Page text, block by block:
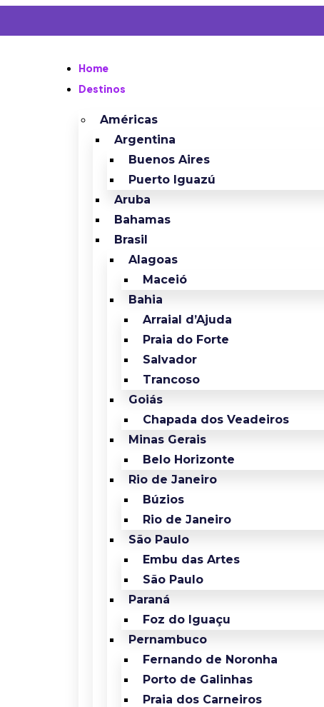
Home
Destinos
Américas
Argentina
Buenos Aires
Puerto Iguazú
Aruba
Bahamas
Brasil
Alagoas
Maceió
Bahia
Arraial d’Ajuda
Praia do Forte
Salvador
Trancoso
Goiás
Chapada dos Veadeiros
Minas Gerais
Belo Horizonte
Rio de Janeiro
Búzios
Rio de Janeiro
São Paulo
Embu das Artes
São Paulo
Paraná
Foz do Iguaçu
Pernambuco
Fernando de Noronha
Porto de Galinhas
Praia dos Carneiros